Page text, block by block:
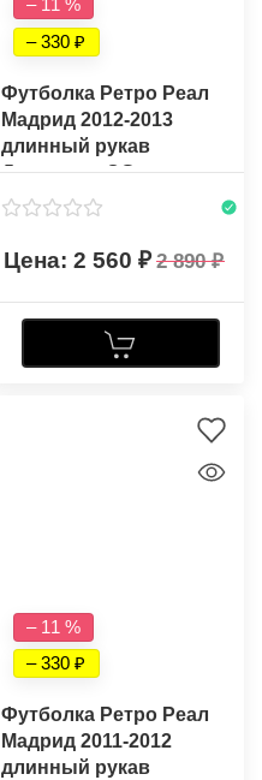
– 11 %
– 330
Футболка Ретро Реал
Мадрид 2012-2013
длинный рукав
Домашняя CG
2 560 2 890
– 11 %
– 330
Футболка Ретро Реал
Мадрид 2011-2012
длинный рукав